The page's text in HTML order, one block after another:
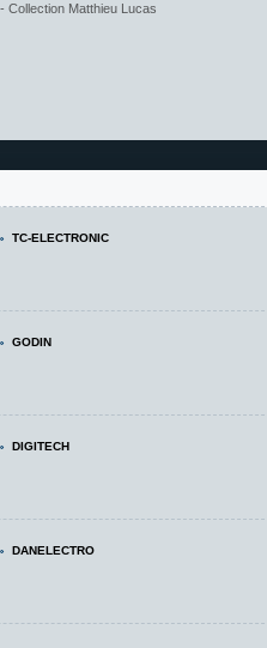
Collection Matthieu Lucas
TC-ELECTRONIC
GODIN
DIGITECH
DANELECTRO